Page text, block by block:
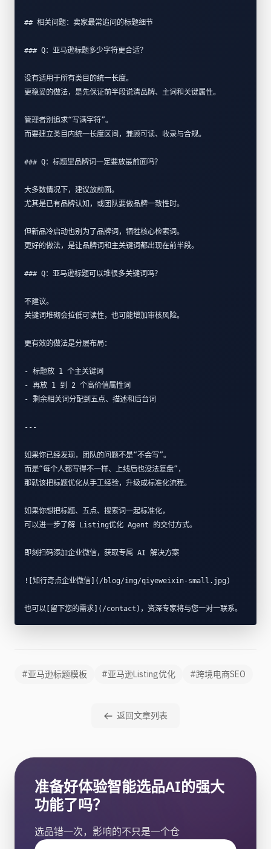
## 相关问题：卖家最常追问的标题细节
### Q：亚马逊标题多少字符更合适？
没有适用于所有类目的统一长度。
更稳妥的做法，是先保证前半段说清品牌、主词和关键属性。
管理者别追求“写满字符”。
而要建立类目内统一长度区间，兼顾可读、收录与合规。
### Q：标题里品牌词一定要放最前面吗？
大多数情况下，建议放前面。
尤其是已有品牌认知，或团队要做品牌一致性时。
但新品冷启动也别为了品牌词，牺牲核心检索词。
更好的做法，是让品牌词和主关键词都出现在前半段。
### Q：亚马逊标题可以堆很多关键词吗？
不建议。
关键词堆砌会拉低可读性，也可能增加审核风险。
更有效的做法是分层布局：
- 标题放 1 个主关键词
- 再放 1 到 2 个高价值属性词
- 剩余相关词分配到五点、描述和后台词
---
如果你已经发现，团队的问题不是“不会写”。
而是“每个人都写得不一样、上线后也没法复盘”，
那就该把标题优化从手工经验，升级成标准化流程。
如果你想把标题、五点、搜索词一起标准化，
可以进一步了解 Listing优化 Agent 的交付方式。
即刻扫码添加企业微信，获取专属 AI 解决方案
![知行奇点企业微信](/blog/img/qiyeweixin-small.jpg)
也可以[留下您的需求](/contact)，资深专家将与您一对一联系。
#亚马逊标题模板 #亚马逊Listing优化 #跨境电商SEO
返回文章列表
准备好体验智能选品AI的强大
功能了吗？
选品错一次，影响的不只是一个仓